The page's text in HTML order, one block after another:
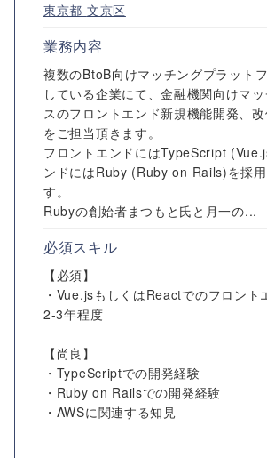
東京都 文京区
業務内容
複数のBtoB向けマッチングプラット
している企業にて、金融機関向けマ
スのフロントエンド新規機能開発、
をご担当頂きます。
フロントエンドにはTypeScript
ンドにはRuby (Ruby on Rails)を採
す。
Rubyの創始者まつもと氏と月一の...
必須スキル
【必須】
・Vue.jsもしくはReactでのフロント
2-3年程度
【尚良】
・TypeScriptでの開発経験
・Ruby on Railsでの開発経験
・AWSに関連する知見